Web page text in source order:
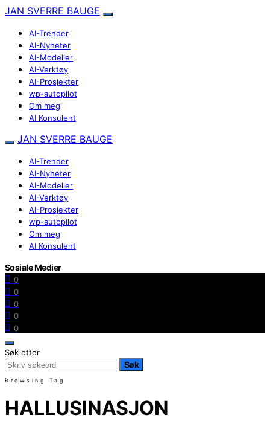
JAN SVERRE BAUGE
AI-Trender
AI-Nyheter
AI-Modeller
AI-Verktøy
AI-Prosjekter
wp-autopilot
Om meg
AI Konsulent
JAN SVERRE BAUGE
AI-Trender
AI-Nyheter
AI-Modeller
AI-Verktøy
AI-Prosjekter
wp-autopilot
Om meg
AI Konsulent
Sosiale Medier
0
0
0
0
0
Søk etter
Søk
Browsing Tag
HALLUSINASJON